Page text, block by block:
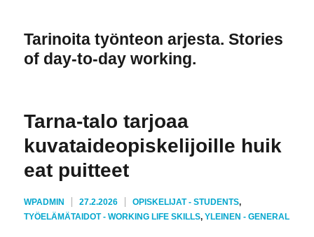
Tarinoita työnteon arjesta. Stories
of day-to-day working.
Tarna-talo tarjoaa
kuvataideopiskelijoille huik
eat puitteet
KIRJOITTAJA
WPADMIN JULKAISTU
27.2.2026 KATEGORIAT
OPISKELIJAT - STUDENTS,
TYÖELÄMÄTAIDOT - WORKING LIFE SKILLS,YLEINEN - GENERAL